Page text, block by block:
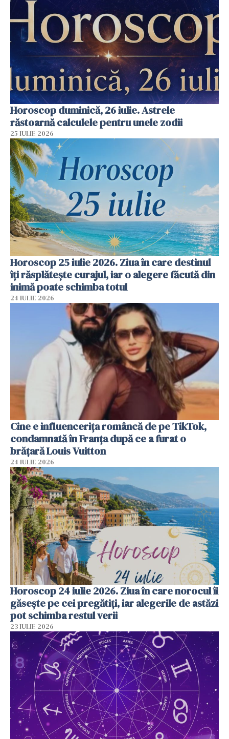
Horoscop duminică, 26 iulie. Astrele
răstoarnă calculele pentru unele zodii
25 IULIE 2026
Horoscop 25 iulie 2026. Ziua în care destinul
îți răsplătește curajul, iar o alegere făcută din
inimă poate schimba totul
24 IULIE 2026
Cine e influencerița româncă de pe TikTok,
condamnată în Franța după ce a furat o
brățară Louis Vuitton
24 IULIE 2026
Horoscop 24 iulie 2026. Ziua în care norocul îi
găsește pe cei pregătiți, iar alegerile de astăzi
pot schimba restul verii
23 IULIE 2026